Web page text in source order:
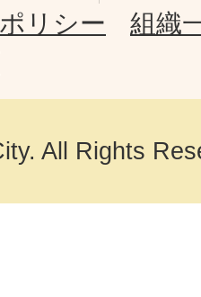
リシー
組織
All Rights